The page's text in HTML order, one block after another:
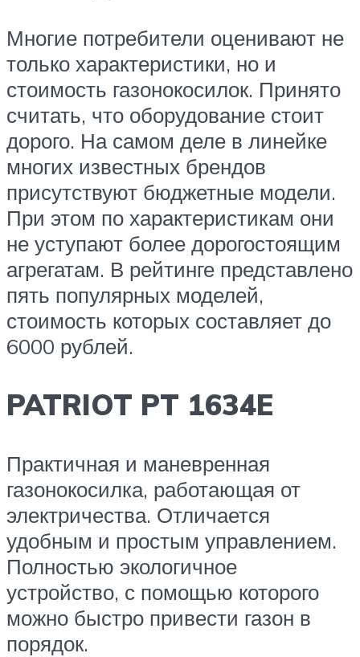
Многие потребители оценивают не
только характеристики, но и
стоимость газонокосилок. Принято
считать, что оборудование стоит
дорого. На самом деле в линейке
многих известных брендов
присутствуют бюджетные модели.
При этом по характеристикам они
не уступают более дорогостоящим
агрегатам. В рейтинге представлено
пять популярных моделей,
стоимость которых составляет до
6000 рублей.
PATRIOT PT 1634E
Практичная и маневренная
газонокосилка, работающая от
электричества. Отличается
удобным и простым управлением.
Полностью экологичное
устройство, с помощью которого
можно быстро привести газон в
порядок.